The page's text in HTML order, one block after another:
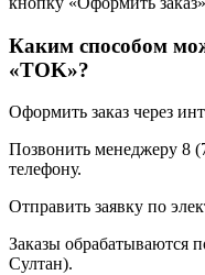
Каким способом
«TOK»?
Оформить заказ через
Позвонить менеджеру 8
телефону.
Отправить заявку по
Заказы обрабатываются
Султан).